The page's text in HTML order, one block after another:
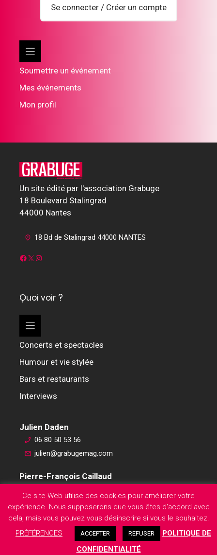
Se connecter / Créer un compte
Soumettre un événement
Mes événements
Mon profil
Un site édité par l'association Grabuge
18 Boulevard Stalingrad
44000 Nantes
18 Bd de Stalingrad 44000 NANTES
Facebook
X Instagram
Quoi voir ?
Concerts et spectacles
Humour et vie stylée
Bars et restaurants
Interviews
Julien Daden
06 80 50 53 56
julien@grabugemag.com
Pierre-François Caillaud
pierre-francois@grabugemag.com
Mentions légales
Ce site Web utilise des cookies pour améliorer votre
expérience. Nous supposerons que vous êtes d'accord avec
cela, mais vous pouvez vous désinscrire si vous le souhaitez.
PRÉFÉRENCES
ACCEPTER REFUSER
POLITIQUE DE
CONFIDENTIALITÉ